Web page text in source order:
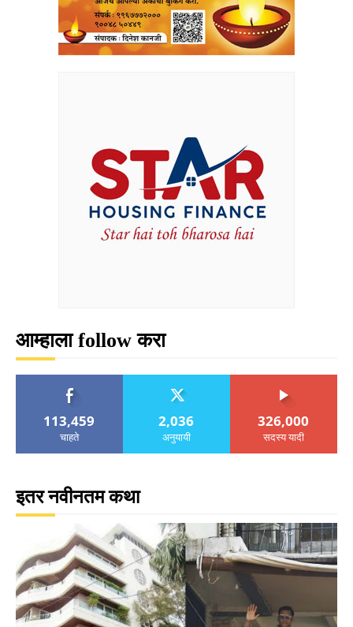
आम्हाला follow करा
113,459
चाहते
2,036
अनुयायी
326,000
सदस्य यादी
इतर नवीनतम कथा